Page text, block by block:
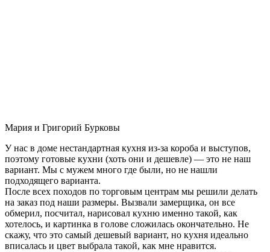
Мария и Григорий Бурковы
У нас в доме нестандартная кухня из-за короба и выступов,
поэтому готовые кухни (хоть они и дешевле) — это не наш
вариант. Мы с мужем много где были, но не нашли
подходящего варианта.
После всех походов по торговым центрам мы решили делать
на заказ под наши размеры. Вызвали замерщика, он все
обмерил, посчитал, нарисовал кухню именно такой, как
хотелось, и картинка в голове сложилась окончательно. Не
скажу, что это самый дешевый вариант, но кухня идеально
вписалась и цвет выбрала такой, как мне нравится.